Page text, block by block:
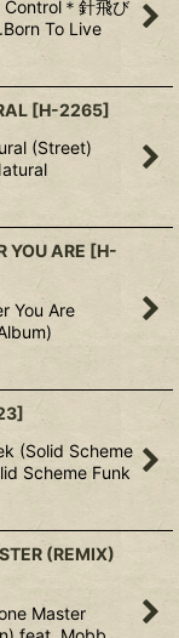
Control＊針飛び
To Live
[H-2265]
(Street)
YOU ARE [H-
You Are
]
(Solid Scheme
Scheme Funk
(REMIX)
Master